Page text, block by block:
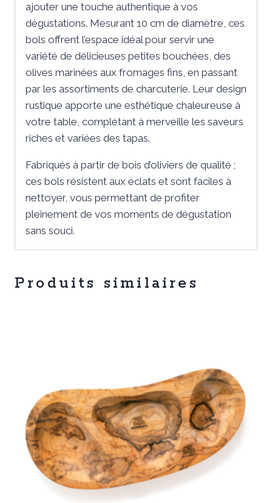
ajouter une touche authentique à vos
dégustations. Mesurant 10 cm de diamètre, ces
bols offrent l’espace idéal pour servir une
variété de délicieuses petites bouchées, des
olives marinées aux fromages fins, en passant
par les assortiments de charcuterie. Leur design
rustique apporte une esthétique chaleureuse à
votre table, complétant à merveille les saveurs
riches et variées des tapas.
Fabriqués à partir de bois d’oliviers de qualité ;
ces bols résistent aux éclats et sont faciles à
nettoyer, vous permettant de profiter
pleinement de vos moments de dégustation
sans souci.
Produits similaires